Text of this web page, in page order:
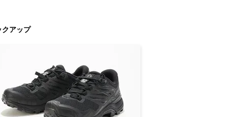
クアップ